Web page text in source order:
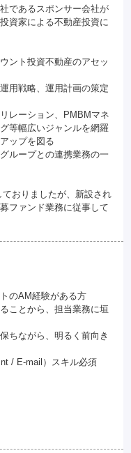
であるスポンサー会社が
資家による不動産投資に
ント投資不動産のアセッ
用戦略、運用計画の策定
レーション、PMBMマネ
等幅広いジャンルを網羅
ップを図る
ループとの連携業務の一
おりましたが、新設され
ファンド業務に従事して
のAM経験がある方
ことから、担当業務に垣
ちながら、明るく前向き
/ E-mail）スキル必須